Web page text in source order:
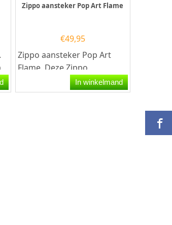
Zippo aansteker Pop Art Flame
€49,95
Zippo aansteker Pop Art
Flame. Deze Zippo
aansteker heeft een Mat
gele afwerking en aan de...
In winkelmand